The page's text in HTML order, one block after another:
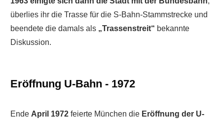
überlies ihr die Trasse für die S-Bahn-Stammstrecke und
beendete die damals als „Trassenstreit“ bekannte
Diskussion.
Eröffnung U-Bahn - 1972
Ende April 1972 feierte München die Eröffnung der U-